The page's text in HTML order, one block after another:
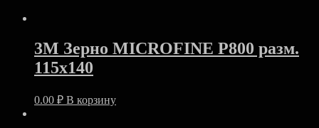
3M Зерно MICROFINE Р800 разм.
115х140
0.00 ₽ В корзину